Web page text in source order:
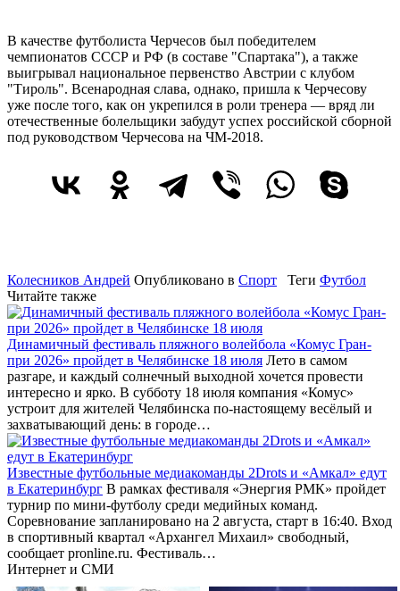
В качестве футболиста Черчесов был победителем
чемпионатов СССР и РФ (в составе "Спартака"), а также
выигрывал национальное первенство Австрии с клубом
"Тироль". Всенародная слава, однако, пришла к Черчесову
уже после того, как он укрепился в роли тренера — вряд ли
отечественные болельщики забудут успех российской сборной
под руководством Черчесова на ЧМ-2018.
Колесников Андрей Опубликовано в Спорт Теги Футбол
Читайте также
Динамичный фестиваль пляжного волейбола «Комус Гран-
при 2026» пройдет в Челябинске 18 июля Лето в самом
разгаре, и каждый солнечный выходной хочется провести
интересно и ярко. В субботу 18 июля компания «Комус»
устроит для жителей Челябинска по-настоящему весёлый и
захватывающий день: в городе…
Известные футбольные медиакоманды 2Drots и «Амкал» едут
в Екатеринбург В рамках фестиваля «Энергия РМК» пройдет
турнир по мини-футболу среди медийных команд.
Соревнование запланировано на 2 августа, старт в 16:40. Вход
в спортивный квартал «Архангел Михаил» свободный,
сообщает pronline.ru. Фестиваль…
Интернет и СМИ